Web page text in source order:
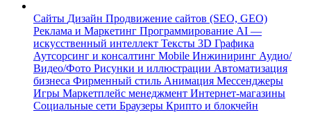
Сайты Дизайн Продвижение сайтов (SEO, GEO)
Реклама и Маркетинг Программирование AI —
искусственный интеллект Тексты 3D Графика
Аутсорсинг и консалтинг Mobile Инжиниринг Аудио/
Видео/Фото Рисунки и иллюстрации Автоматизация
бизнеса Фирменный стиль Анимация Мессенджеры
Игры Маркетплейс менеджмент Интернет-магазины
Социальные сети Браузеры Крипто и блокчейн